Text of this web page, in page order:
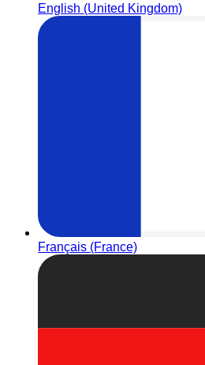
English (United Kingdom)
Français (France)